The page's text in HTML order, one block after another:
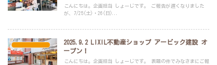
こんにちは。企画担当 しょーじです。 ご報告が遅くなりました
が、7/25(土)・26(日)...
2025.9.2 LIXIL不動産ショップ アービック建設 オ
ープン！
こんにちは。企画担当 しょーじです。 表題の件でみなさまにご報